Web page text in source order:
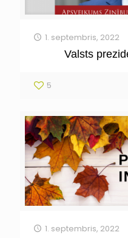
1. septembris, 2022
Valsts
5
1. septembris, 2022